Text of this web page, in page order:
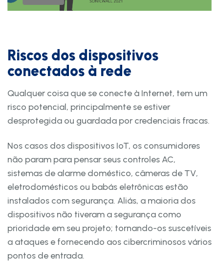
Riscos dos dispositivos
conectados à rede
Qualquer coisa que se conecte à Internet, tem um
risco potencial, principalmente se estiver
desprotegida ou guardada por credenciais fracas.
Nos casos dos dispositivos IoT, os consumidores
não param para pensar seus controles AC,
sistemas de alarme doméstico, câmeras de TV,
eletrodomésticos ou babás eletrônicas estão
instalados com segurança. Aliás, a maioria dos
dispositivos não tiveram a segurança como
prioridade em seu projeto; tornando-os suscetíveis
a ataques e fornecendo aos cibercriminosos vários
pontos de entrada.